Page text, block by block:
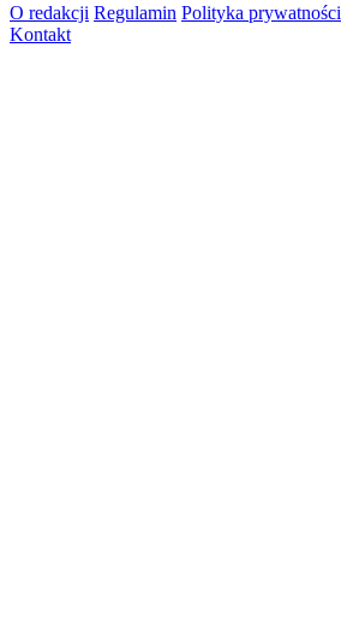
O redakcji Regulamin Polityka prywatności
Kontakt